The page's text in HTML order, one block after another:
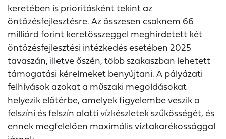
keretében is prioritásként tekint az
öntözésfejlesztésre. Az összesen csaknem 66
milliárd forint keretösszeggel meghirdetett két
öntözésfejlesztési intézkedés esetében 2025
tavaszán, illetve őszén, több szakaszban lehetett
támogatási kérelmeket benyújtani. A pályázati
felhívások azokat a műszaki megoldásokat
helyezik előtérbe, amelyek figyelembe veszik a
felszíni és felszín alatti vízkészletek szűkösségét, és
ennek megfelelően maximális víztakarékossággal